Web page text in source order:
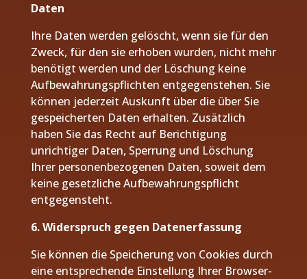
Daten
Ihre Daten werden gelöscht, wenn sie für den
Zweck, für den sie erhoben wurden, nicht mehr
benötigt werden und der Löschung keine
Aufbewahrungspflichten entgegenstehen. Sie
können jederzeit Auskunft über die über Sie
gespeicherten Daten erhalten. Zusätzlich
haben Sie das Recht auf Berichtigung
unrichtiger Daten, Sperrung und Löschung
Ihrer personenbezogenen Daten, soweit dem
keine gesetzliche Aufbewahrungspflicht
entgegensteht.
6. Widerspruch gegen Datenerfassung
Sie können die Speicherung von Cookies durch
eine entsprechende Einstellung Ihrer Browser-